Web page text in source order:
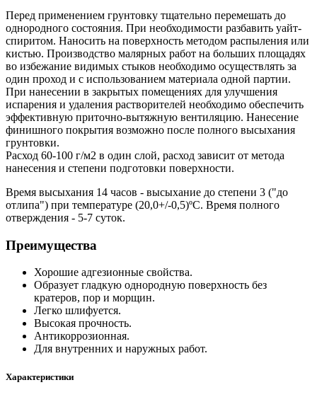
Перед применением грунтовку тщательно перемешать до
однородного состояния. При необходимости разбавить уайт-
спиритом. Наносить на поверхность методом распыления или
кистью. Производство малярных работ на больших площадях
во избежание видимых стыков необходимо осуществлять за
один проход и с использованием материала одной партии.
При нанесении в закрытых помещениях для улучшения
испарения и удаления растворителей необходимо обеспечить
эффективную приточно-вытяжную вентиляцию. Нанесение
финишного покрытия возможно после полного высыхания
грунтовки.
Расход 60-100 г/м2 в один слой, расход зависит от метода
нанесения и степени подготовки поверхности.
Время высыхания 14 часов - высыхание до степени 3 ("до
отлипа") при температуре (20,0+/-0,5)ºС. Время полного
отверждения - 5-7 суток.
Преимущества
Хорошие адгезионные свойства.
Образует гладкую однородную поверхность без
кратеров, пор и морщин.
Легко шлифуется.
Высокая прочность.
Антикоррозионная.
Для внутренних и наружных работ.
Характеристики